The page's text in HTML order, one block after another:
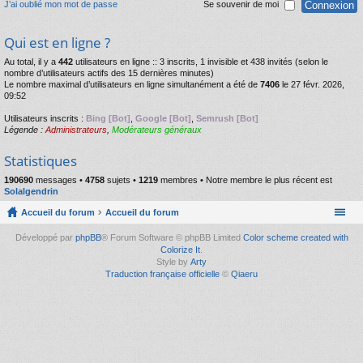
J’ai oublié mon mot de passe Se souvenir de moi
Qui est en ligne ?
Au total, il y a 442 utilisateurs en ligne :: 3 inscrits, 1 invisible et 438 invités (selon le
nombre d’utilisateurs actifs des 15 dernières minutes)
Le nombre maximal d’utilisateurs en ligne simultanément a été de 7406 le 27 févr. 2026,
09:52
Utilisateurs inscrits : Bing [Bot] Google [Bot] Semrush [Bot]
Légende : Administrateurs Modérateurs généraux
Statistiques
190690 messages • 4758 sujets • 1219 membres • Notre membre le plus récent est
Solalgendrin
Accueil du forum Accueil du forum
Développé par phpBB® Forum Software © phpBB Limited Color scheme created with
Colorize It.
Style by Arty
Traduction française officielle © Qiaeru